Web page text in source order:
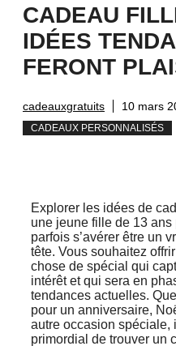
CADEAU
IDÉES
FERONT
cadeauxgratuits 10 mars
CADEAUX PERSONNALISÉS
Explorer les idées de
une jeune fille de 13 ans
parfois s’avérer être un
tête. Vous souhaitez
chose de spécial qui
intérêt et qui sera en
tendances actuelles.
pour un anniversaire,
autre occasion spéciale,
primordial de trouver un